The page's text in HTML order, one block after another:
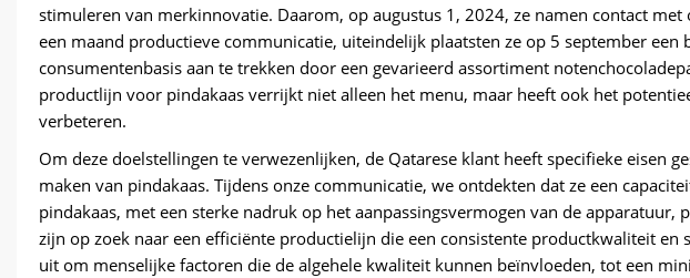
stimuleren van merkinnovatie. Daarom, op augustus 1, 2024, ze namen contact
een maand productieve communicatie, uiteindelijk plaatsten ze op 5 september een
consumentenbasis aan te trekken door een gevarieerd assortiment
productlijn voor pindakaas verrijkt niet alleen het menu, maar heeft ook het
verbeteren.
Om deze doelstellingen te verwezenlijken, de Qatarese klant heeft specifieke eisen
maken van pindakaas. Tijdens onze communicatie, we ontdekten dat ze een
pindakaas, met een sterke nadruk op het aanpassingsvermogen van de
zijn op zoek naar een efficiënte productielijn die een consistente productkwaliteit en
uit om menselijke factoren die de algehele kwaliteit kunnen beïnvloeden, tot een